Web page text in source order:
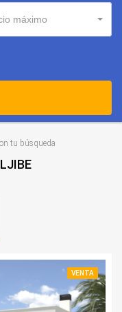
máximo
tu búsqueda
VENTA